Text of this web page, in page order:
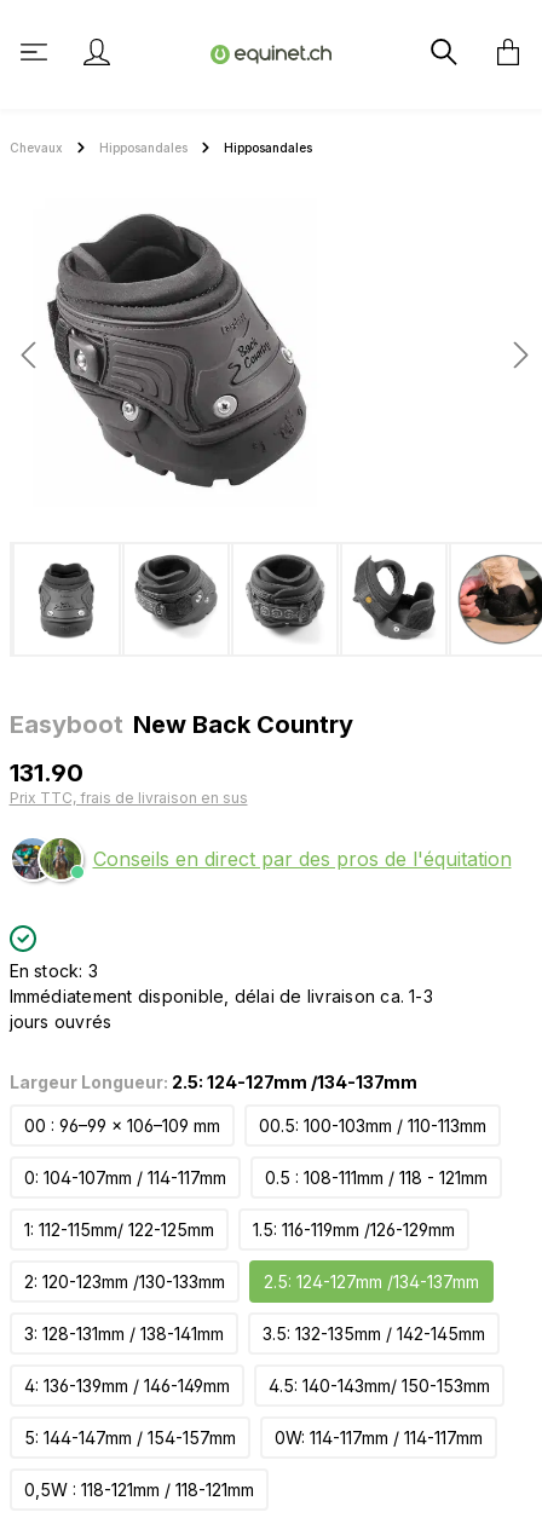
Chevaux Hipposandales Hipposandales
Easyboot New Back Country
131.90
Prix TTC, frais de livraison en sus
Conseils en direct par des pros de l'équitation
En stock: 3
Immédiatement disponible, délai de livraison ca. 1-3
jours ouvrés
Largeur Longueur: 2.5: 124-127mm /134-137mm
00 : 96–99 x 106–109 mm 00.5: 100-103mm / 110-113mm
0: 104-107mm / 114-117mm 0.5 : 108-111mm / 118 - 121mm
1: 112-115mm/ 122-125mm 1.5: 116-119mm /126-129mm
2: 120-123mm /130-133mm 2.5: 124-127mm /134-137mm
3: 128-131mm / 138-141mm 3.5: 132-135mm / 142-145mm
4: 136-139mm / 146-149mm 4.5: 140-143mm/ 150-153mm
5: 144-147mm / 154-157mm 0W: 114-117mm / 114-117mm
0,5W : 118-121mm / 118-121mm